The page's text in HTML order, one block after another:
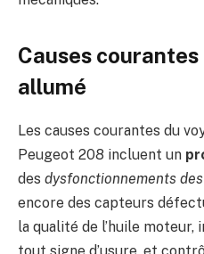
Causes
allumé
Les causes courantes du
Peugeot 208 incluent un
des dysfonctionnements des
encore des capteurs
la qualité de l’huile